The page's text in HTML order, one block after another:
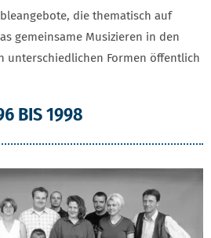
die thematisch auf
gemeinsame Musizieren in den
unterschiedlichen Formen öffentlich
BIS 1998